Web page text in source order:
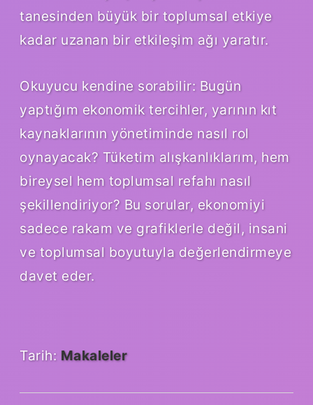
tanesinden büyük bir toplumsal etkiye
kadar uzanan bir etkileşim ağı yaratır.
Okuyucu kendine sorabilir: Bugün
yaptığım ekonomik tercihler, yarının kıt
kaynaklarının yönetiminde nasıl rol
oynayacak? Tüketim alışkanlıklarım, hem
bireysel hem toplumsal refahı nasıl
şekillendiriyor? Bu sorular, ekonomiyi
sadece rakam ve grafiklerle değil, insani
ve toplumsal boyutuyla değerlendirmeye
davet eder.
Tarih: Makaleler